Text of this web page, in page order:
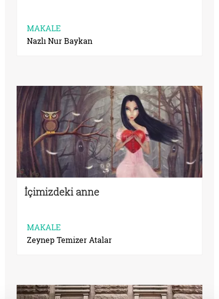
MAKALE
Nazlı Nur Baykan
İçimizdeki anne
MAKALE
Zeynep Temizer Atalar